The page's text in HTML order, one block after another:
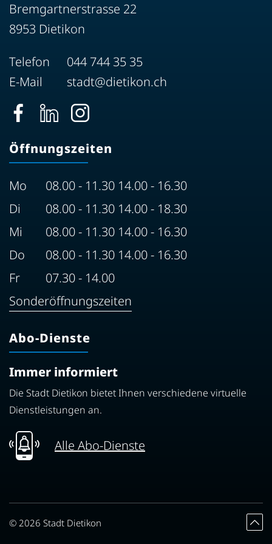
Bremgartnerstrasse 22
8953 Dietikon
Telefon
044 744 35 35
E-Mail
stadt@dietikon.ch
Öffnungszeiten
Mo
08.00 - 11.30 14.00 - 16.30
Di
08.00 - 11.30 14.00 - 18.30
Mi
08.00 - 11.30 14.00 - 16.30
Do
08.00 - 11.30 14.00 - 16.30
Fr
07.30 - 14.00
Sonderöffnungszeiten
Abo-Dienste
Immer informiert
Die Stadt Dietikon bietet Ihnen verschiedene virtuelle
Dienstleistungen an.
Alle Abo-Dienste
© 2026 Stadt Dietikon
Toolbar